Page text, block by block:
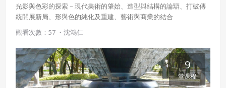
光影與色彩的探索－現代美術的肇始、造型與結構的論辯、打破傳
統開展新局、形與色的純化及重建、藝術與商業的結合
觀看次數：57 ・ 沈鴻仁
9
堂课程